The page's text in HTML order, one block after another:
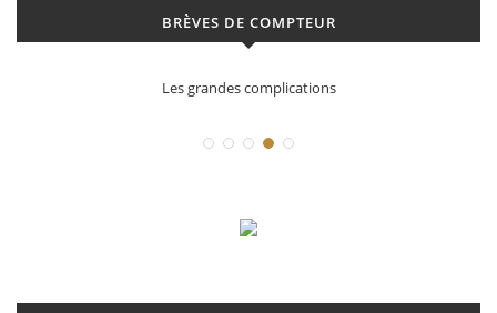
BRÈVES DE COMPTEUR
Les grandes complications